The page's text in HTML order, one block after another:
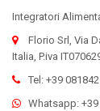
Integratori
Florio Srl, Via
Italia, P.iva
Tel: +39
Whatsapp: